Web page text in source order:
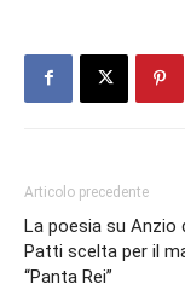
Articolo precedente
La poesia su Anzio
Patti scelta per il
“Panta Rei”